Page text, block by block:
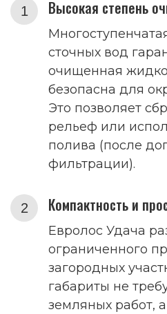
Высокая степень
сточных вод
очищенная
безопасна для
Это позволяет
рельеф или
полива (после
фильтрации).
Компактность и
Евролос Удача
ограниченного
загородных
габариты не
земляных работ,